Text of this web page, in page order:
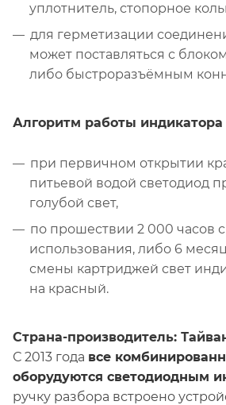
уплотнитель, стопорное
для герметизации
может поставляться с
либо быстроразъёмным
Алгоритм работы индикатора
при первичном открытии
питьевой водой светодиод
голубой свет,
по прошествии 2 000 часов
использования, либо 6
смены картриджей свет
на красный.
Страна-производитель:
С 2013 года все
оборудуются светодиодным
ручку разбора встроено